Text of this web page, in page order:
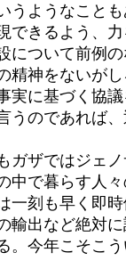
うようなこと
できるよう、
ついて前例
精神をないが
実に基づく協
うのであれば
ザではジェ
中で暮らす人
一刻も早く即
など絶対に
。今年こそこ